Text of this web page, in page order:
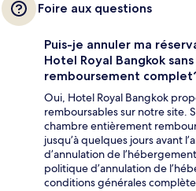
Foire aux questions
Puis-je annuler ma
Hotel Royal Bangkok
remboursement
Oui, Hotel Royal Bangkok
remboursables sur notre site.
chambre entièrement
jusqu’à quelques jours avant
d’annulation de
politique d’annulation de
conditions générales